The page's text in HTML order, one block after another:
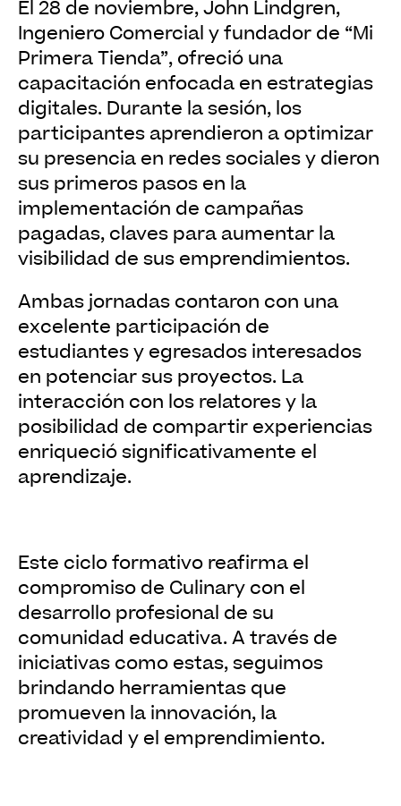
El 28 de noviembre, John Lindgren,
Ingeniero Comercial y fundador de “Mi
Primera Tienda”, ofreció una
capacitación enfocada en estrategias
digitales. Durante la sesión, los
participantes aprendieron a optimizar
su presencia en redes sociales y dieron
sus primeros pasos en la
implementación de campañas
pagadas, claves para aumentar la
visibilidad de sus emprendimientos.
Ambas jornadas contaron con una
excelente participación de
estudiantes y egresados interesados
en potenciar sus proyectos. La
interacción con los relatores y la
posibilidad de compartir experiencias
enriqueció significativamente el
aprendizaje.
Este ciclo formativo reafirma el
compromiso de Culinary con el
desarrollo profesional de su
comunidad educativa. A través de
iniciativas como estas, seguimos
brindando herramientas que
promueven la innovación, la
creatividad y el emprendimiento.